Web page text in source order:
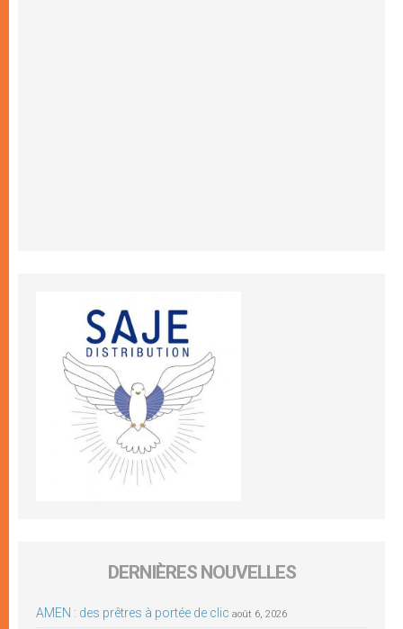
DERNIÈRES NOUVELLES
AMEN : des prêtres à portée de clic août 6, 2026